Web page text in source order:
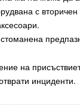
с
на
инциденти.